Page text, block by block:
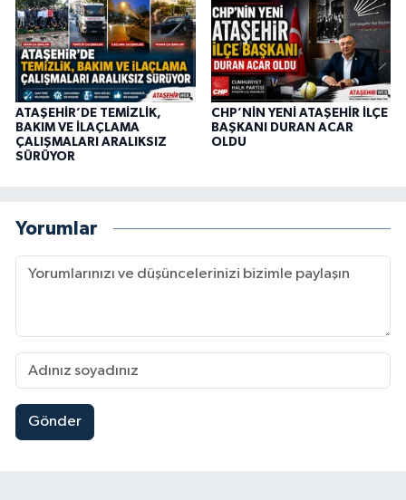
ATAŞEHİR’DE TEMİZLİK,
BAKIM VE İLAÇLAMA
ÇALIŞMALARI ARALIKSIZ
SÜRÜYOR
CHP’NİN YENİ ATAŞEHİR İLÇE
BAŞKANI DURAN ACAR
OLDU
Yorumlar
Gönder